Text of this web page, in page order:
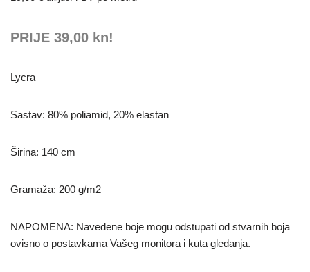
PRIJE 39,00 kn!
Lycra
Sastav: 80% poliamid, 20% elastan
Širina: 140 cm
Gramaža: 200 g/m2
NAPOMENA: Navedene boje mogu odstupati od stvarnih boja
ovisno o postavkama Vašeg monitora i kuta gledanja.